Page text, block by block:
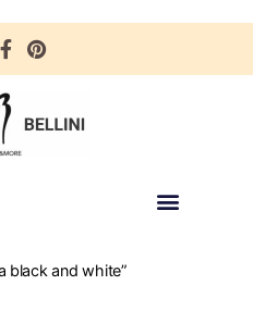
black and white”